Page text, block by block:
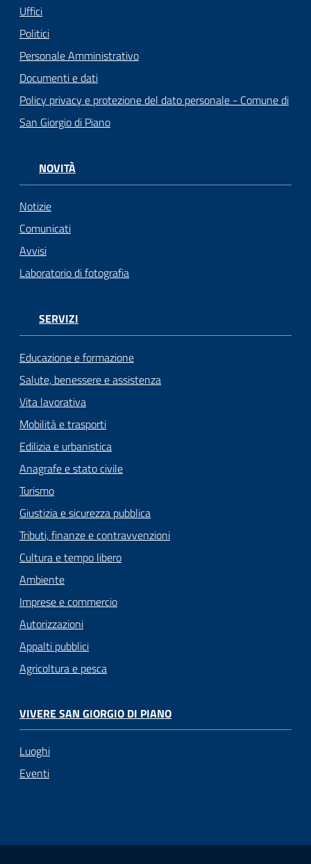
Uffici
Politici
Personale Amministrativo
Documenti e dati
Policy privacy e protezione del dato personale - Comune di
San Giorgio di Piano
NOVITÀ
Notizie
Comunicati
Avvisi
Laboratorio di fotografia
SERVIZI
Educazione e formazione
Salute, benessere e assistenza
Vita lavorativa
Mobilità e trasporti
Edilizia e urbanistica
Anagrafe e stato civile
Turismo
Giustizia e sicurezza pubblica
Tributi, finanze e contravvenzioni
Cultura e tempo libero
Ambiente
Imprese e commercio
Autorizzazioni
Appalti pubblici
Agricoltura e pesca
VIVERE SAN GIORGIO DI PIANO
Luoghi
Eventi